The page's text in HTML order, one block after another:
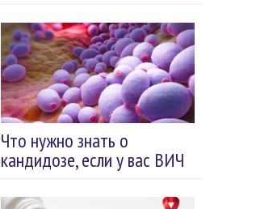
Что нужно знать о
кандидозе, если у вас ВИЧ